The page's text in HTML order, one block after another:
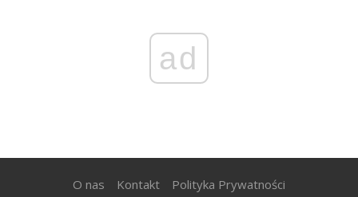
ad
O nas Kontakt Polityka Prywatności